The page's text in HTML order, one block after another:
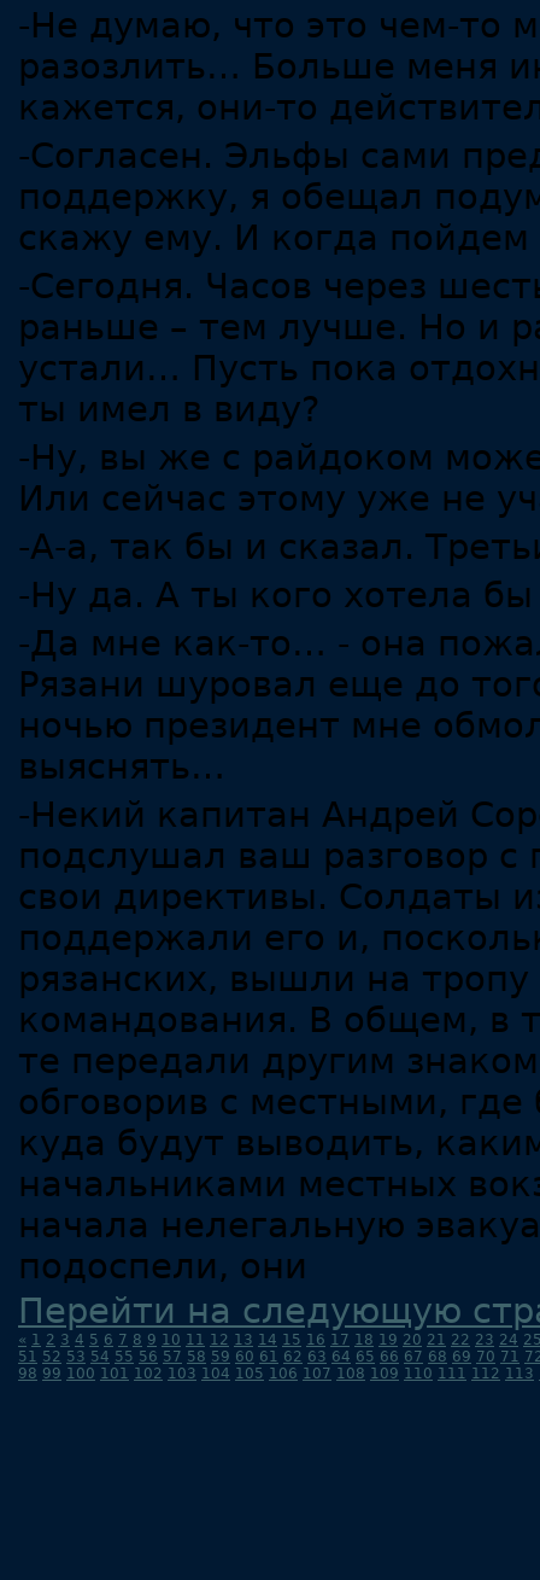
-Не думаю, что это чем-то
разозлить… Больше меня
кажется, они-то
-Согласен. Эльфы сами
поддержку, я обещал
скажу ему. И когда пойдем
-Сегодня. Часов через
раньше – тем лучше. Но и
устали… Пусть пока
ты имел в виду?
-Ну, вы же с райдоком
Или сейчас этому уже не
-А-а, так бы и сказал.
-Ну да. А ты кого хотела бы
-Да мне как-то… - она
Рязани шуровал еще до
ночью президент мне
выяснять…
-Некий капитан Андрей
подслушал ваш разговор
свои директивы. Солдаты
поддержали его и,
рязанских, вышли на
командования. В общем, в
те передали другим
обговорив с местными,
куда будут выводить,
начальниками местных
начала нелегальную
подоспели, они
Перейти на следующую
« 1 2 3 4 5 6 7 8 9 10 11 12 13 14 15 16 17 18 19 20 21 22 23 24
51 52 53 54 55 56 57 58 59 60 61 62 63 64 65 66 67 68 69 70 71
98 99 100 101 102 103 104 105 106 107 108 109 110 111 112 113